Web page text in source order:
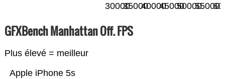
300003500040000450005000055000
GFXBench Manhattan Off. FPS
Plus élevé = meilleur
Apple iPhone 5s